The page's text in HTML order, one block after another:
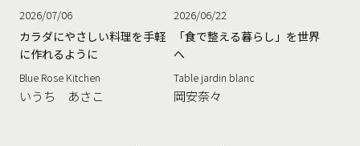
2026/07/06
カラダにやさしい料理を手軽
に作れるように
Blue Rose Kitchen
いうち あさこ
2026/06/22
「食で整える暮らし」を世界
へ
Table jardin blanc
岡安奈々